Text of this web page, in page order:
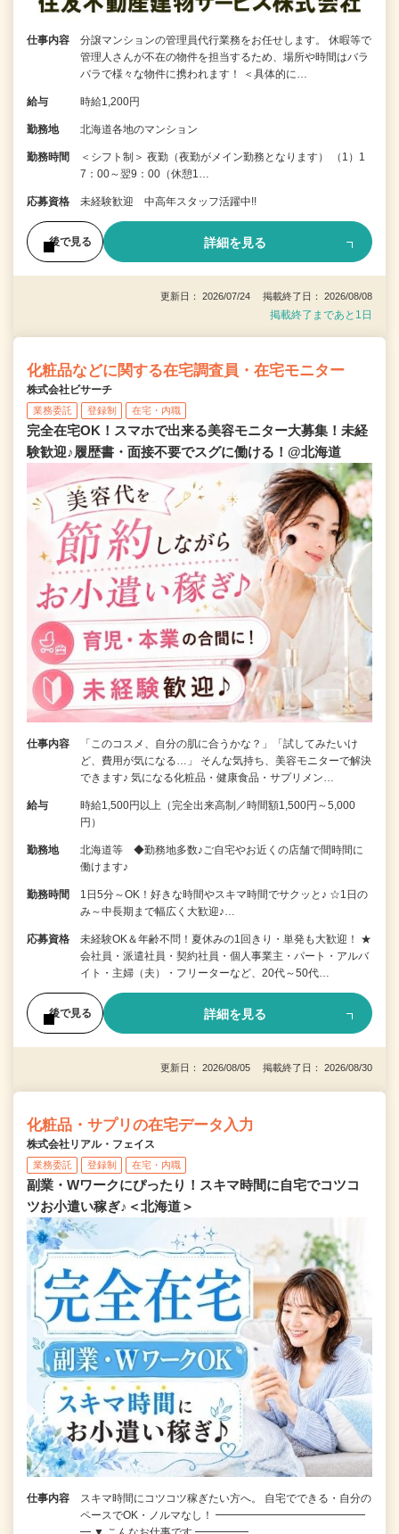
仕事内容
分譲マンションの管理員代行業務をお任せします。 休暇等で
管理人さんが不在の物件を担当するため、場所や時間はバラ
バラで様々な物件に携われます！ ＜具体的に…
給与 時給1,200円
勤務地 北海道各地のマンション
勤務時間
＜シフト制＞ 夜勤（夜勤がメイン勤務となります） （1）1
7：00～翌9：00（休憩1…
応募資格 未経験歓迎 中高年スタッフ活躍中!!
後で見る 詳細を見る
更新日： 2026/07/24 掲載終了日： 2026/08/08
掲載終了まであと1日
化粧品などに関する在宅調査員・在宅モニター
株式会社ビサーチ
業務委託 登録制 在宅・内職
完全在宅OK！スマホで出来る美容モニター大募集！未経
験歓迎♪履歴書・面接不要でスグに働ける！@北海道
仕事内容
「このコスメ、自分の肌に合うかな？」「試してみたいけ
ど、費用が気になる…」 そんな気持ち、美容モニターで解決
できます♪ 気になる化粧品・健康食品・サプリメン…
給与
時給1,500円以上（完全出来高制／時間額1,500円～5,000
円）
勤務地
北海道等 ◆勤務地多数♪ご自宅やお近くの店舗で間時間に
働けます♪
勤務時間
1日5分～OK！好きな時間やスキマ時間でサクッと♪ ☆1日の
み～中長期まで幅広く大歓迎♪…
応募資格
未経験OK＆年齢不問！夏休みの1回きり・単発も大歓迎！ ★
会社員・派遣社員・契約社員・個人事業主・パート・アルバ
イト・主婦（夫）・フリーターなど、20代～50代…
後で見る 詳細を見る
更新日： 2026/08/05 掲載終了日： 2026/08/30
化粧品・サプリの在宅データ入力
株式会社リアル・フェイス
業務委託 登録制 在宅・内職
副業・Wワークにぴったり！スキマ時間に自宅でコツコ
ツお小遣い稼ぎ♪＜北海道＞
仕事内容
スキマ時間にコツコツ稼ぎたい方へ。 自宅でできる・自分の
ペースでOK・ノルマなし！ ━━━━━━━━━━━━━━